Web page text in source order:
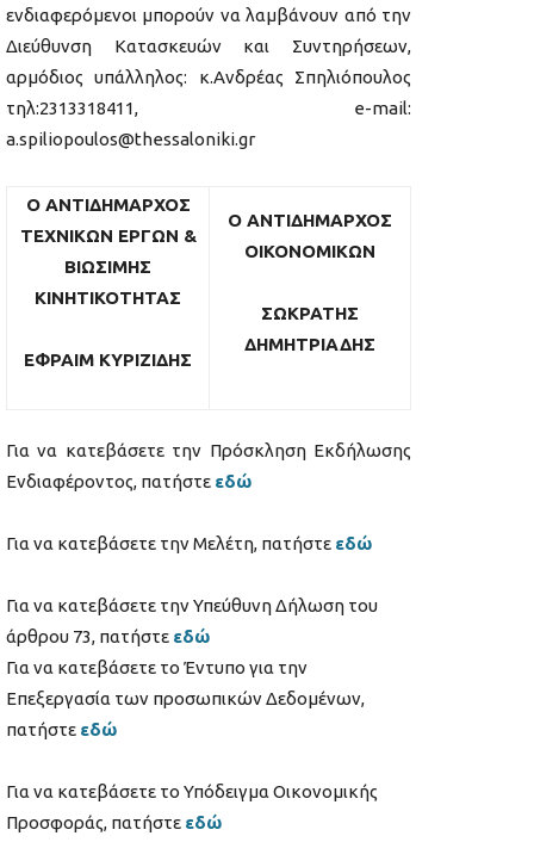
ενδιαφερόμενοι μπορούν να λαμβάνουν από την
Διεύθυνση Κατασκευών και Συντηρήσεων,
αρμόδιος υπάλληλος: κ.Ανδρέας Σπηλιόπουλος
τηλ:2313318411, e-mail:
a.spiliopoulos@thessaloniki.gr
O ΑΝΤΙΔΗΜΑΡΧΟΣ
ΤΕΧΝΙΚΩΝ ΕΡΓΩΝ &
ΒΙΩΣΙΜΗΣ
ΚΙΝΗΤΙΚΟΤΗΤΑΣ
ΕΦΡΑΙΜ ΚΥΡΙΖΙΔΗΣ
O ΑΝΤΙΔΗΜΑΡΧΟΣ
ΟΙΚΟΝΟΜΙΚΩΝ
ΣΩΚΡΑΤΗΣ
ΔΗΜΗΤΡΙΑΔΗΣ
Για να κατεβάσετε την Πρόσκληση Εκδήλωσης
Ενδιαφέροντος, πατήστε εδώ
Για να κατεβάσετε την Μελέτη, πατήστε εδώ
Για να κατεβάσετε την Υπεύθυνη Δήλωση του
άρθρου 73, πατήστε εδώ
Για να κατεβάσετε το Έντυπο για την
Επεξεργασία των προσωπικών Δεδομένων,
πατήστε εδώ
Για να κατεβάσετε το Υπόδειγμα Οικονομικής
Προσφοράς, πατήστε εδώ